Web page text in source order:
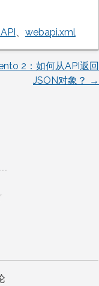
、 webapi.xml
2：如何从API返回
JSON对象？ →